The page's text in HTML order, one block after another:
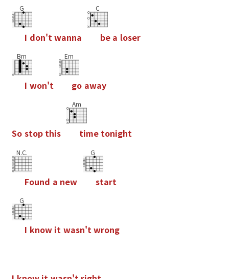
G
I don't wanna
C
be a loser
Bm
I won't
Em
go away
So stop this
Am
time tonight
N.C.
Found a new
G
start
G
I know it wasn'twrong